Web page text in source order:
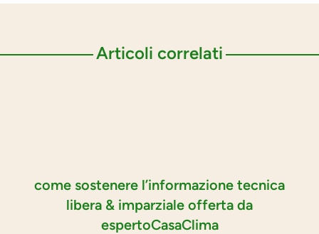
Articoli correlati
come sostenere l’informazione tecnica
libera & imparziale offerta da
espertoCasaClima